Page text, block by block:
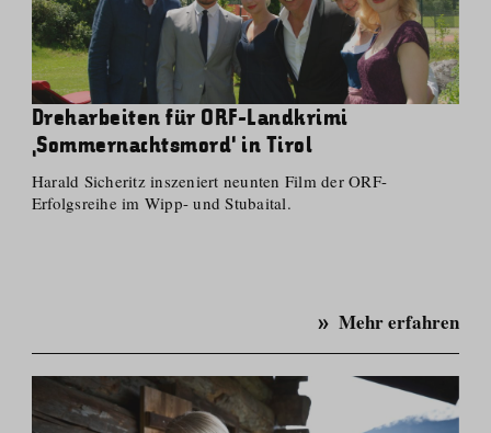
Dreharbeiten für ORF-Landkrimi
‚Sommernachtsmord‘ in Tirol
Harald Sicheritz inszeniert neunten Film der ORF-
Erfolgsreihe im Wipp- und Stubaital.
Mehr erfahren